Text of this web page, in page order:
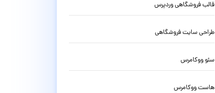
قالب فروشگاهی وردپرس
طراحی سایت فروشگاهی
سئو ووکامرس
هاست ووکامرس